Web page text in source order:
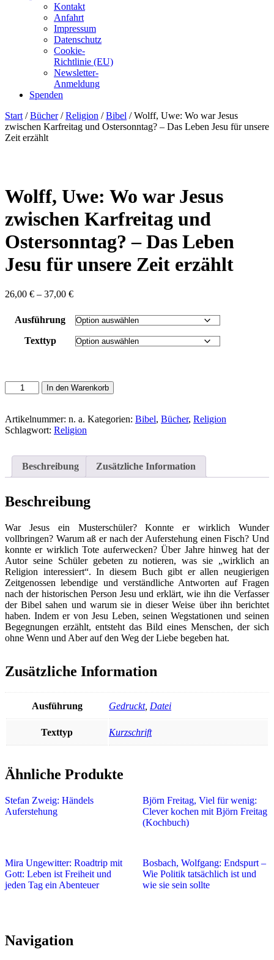
Kontakt
Anfahrt
Impressum
Datenschutz
Cookie-
Richtlinie (EU)
Newsletter-
Anmeldung
Spenden
Skip
to
content
Start /Bücher/Religion /Bibel / Wolff, Uwe: Wo war Jesus
zwischen Karfreitag und Ostersonntag? – Das Leben Jesu für unsere
Zeit erzählt
Wolff, Uwe: Wo war Jesus
zwischen Karfreitag und
Ostersonntag? – Das Leben
Jesu für unsere Zeit erzählt
26,00 € – 37,00 €Preisspanne:
bis
37,00 €
Ausführung
Texttyp
Wolff,
Uwe:
war
Jesus
Ostersonntag?
Das
Leben
für
unsere
Zeit
erzählt
Menge
In den Warenkorb
Artikelnummer: n. a. Kategorien: Bibel, Bücher, Religion
Schlagwort: Religion
Beschreibung Zusätzliche Information
Beschreibung
War Jesus ein Musterschüler? Konnte er wirklich Wunder
vollbringen? Warum aß er nach der Auferstehung einen Fisch? Und
konnte er wirklich Tote auferwecken? Über Jahre hinweg hat der
Autor seine Schüler gebeten zu notieren, was sie „wirklich an
Religion interessiert“. In diesem Buch gibt er allen neugierigen
Zeitgenossen lebendige und verständliche Antworten auf Fragen
nach der historischen Person Jesu und erklärt, wie ihn die Verfasser
der Bibel sahen und warum sie in dieser Weise über ihn berichtet
haben. Indem er von Jesu Leben, seinen Wegstationen und seinen
Begegnungen erzählt, entsteht das Bild eines Menschen, der sich
ohne Wenn und Aber auf den Weg der Liebe begeben hat.
Zusätzliche Information
Ausführung Gedruckt, Datei
Texttyp Kurzschrift
Ähnliche Produkte
Stefan Zweig: Händels
Auferstehung
Björn Freitag, Viel für wenig:
Clever kochen mit Björn Freitag
(Kochbuch)
Mira Ungewitter: Roadtrip mit
Gott: Leben ist Freiheit und
jeden Tag ein Abenteuer
Bosbach, Wolfgang: Endspurt –
Wie Politik tatsächlich ist und
wie sie sein sollte
Navigation